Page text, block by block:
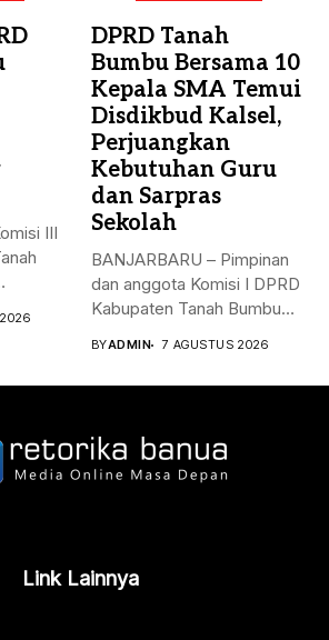
III
DPRD Tanah
Bumbu Bersama 10
Kepala SMA Temui
Disdikbud Kalsel,
Perjuangkan
Kebutuhan Guru
dan Sarpras
Sekolah
BANJARBARU – Pimpinan
dan anggota Komisi I DPRD
Kabupaten Tanah Bumbu
BYADMIN 7 AGUSTUS 2026
Link Lainnya